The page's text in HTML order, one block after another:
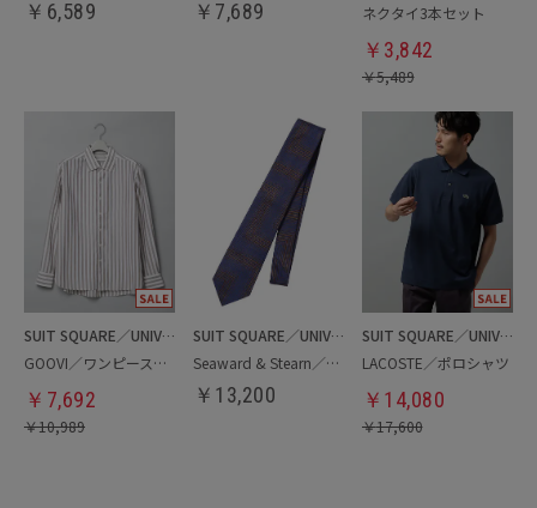
￥ 6,589 ￥ 7,689
ネクタイ3本セット
￥ 3,842
￥5,489
SUIT SQUARE／UNIVERSAL LANGUAGE
GOOVI／ワンピースカラーシャツ
￥ 7,692
￥10,989
SUIT SQUARE／UNIVERSAL LANGUAGE
Seaward & Stearn／ネクタイ
￥ 13,200
SUIT SQUARE／UNIVERSAL LANGUAGE
LACOSTE／ポロシャツ
￥ 14,080
￥17,600